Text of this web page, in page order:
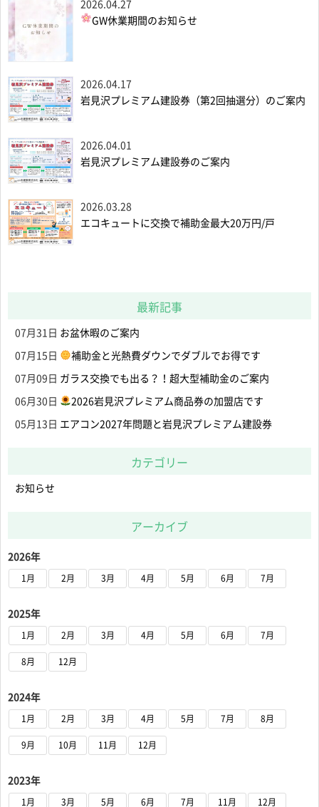
2026.04.27
GW休業期間のお知らせ
2026.04.17
岩見沢プレミアム建設券（第2回抽選分）のご案内
2026.04.01
岩見沢プレミアム建設券のご案内
2026.03.28
エコキュートに交換で補助金最大20万円/戸
最新記事
07月31日 お盆休暇のご案内
07月15日 補助金と光熱費ダウンでダブルでお得です
07月09日 ガラス交換でも出る？！超大型補助金のご案内
06月30日 2026岩見沢プレミアム商品券の加盟店です
05月13日 エアコン2027年問題と岩見沢プレミアム建設券
カテゴリー
お知らせ
アーカイブ
2026年
1月 2月 3月 4月 5月 6月 7月
2025年
1月 2月 3月 4月 5月 6月 7月
8月 12月
2024年
1月 2月 3月 4月 5月 7月 8月
9月 10月 11月 12月
2023年
1月 3月 5月 6月 7月 11月 12月